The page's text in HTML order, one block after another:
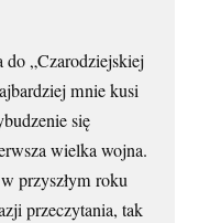
„Czarodziejskiej
mnie kusi
się
wielka wojna.
przyszłym roku
przeczytania, tak